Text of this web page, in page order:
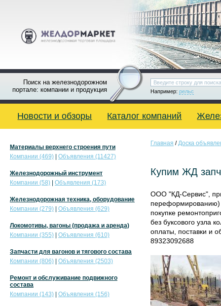
Поиск на железнодорожном
портале: компании и продукция
Например: рельс
Новости и обзоры Каталог компаний
Главная /Доска
Купим ЖД
ООО "КД-Сервис",
переформированию)
покупке
без буксового узла
оплаты, поставки и
89323092688
Материалы верхнего строения пути
Компании (469)
Объявления (11427)
Железнодорожный инструмент
Компании (58)
Объявления (173)
Железнодорожная техника, оборудование
Компании (279)
Объявления (629)
Локомотивы, вагоны (продажа и аренда)
Компании (355)
Объявления (610)
Запчасти для вагонов и тягового состава
Компании (806)
Объявления (2503)
Ремонт и обслуживание подвижного
состава
Компании (143)
Объявления (156)